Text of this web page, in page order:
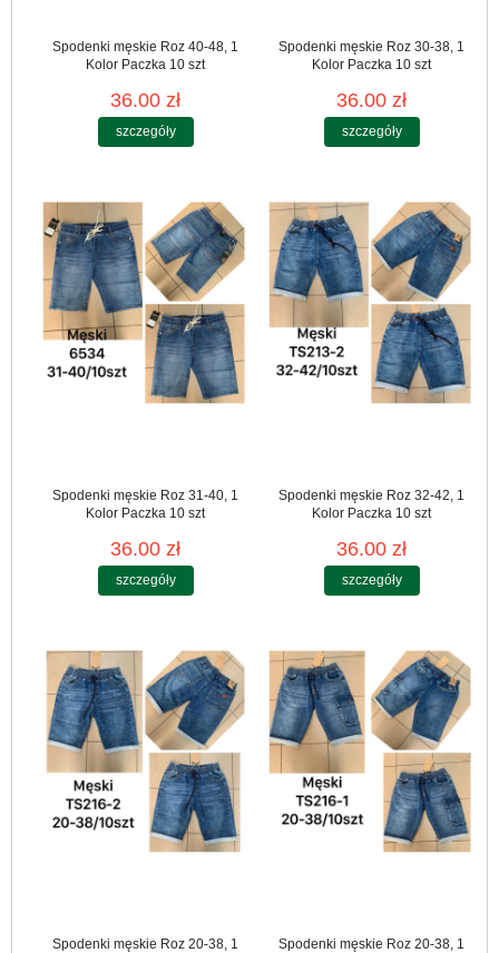
Spodenki męskie Roz 40-48, 1
Kolor Paczka 10 szt
36.00 zł
szczegóły
Spodenki męskie Roz 30-38, 1
Kolor Paczka 10 szt
36.00 zł
szczegóły
Spodenki męskie Roz 31-40, 1
Kolor Paczka 10 szt
36.00 zł
szczegóły
Spodenki męskie Roz 32-42, 1
Kolor Paczka 10 szt
36.00 zł
szczegóły
Spodenki męskie Roz 20-38, 1 Spodenki męskie Roz 20-38, 1